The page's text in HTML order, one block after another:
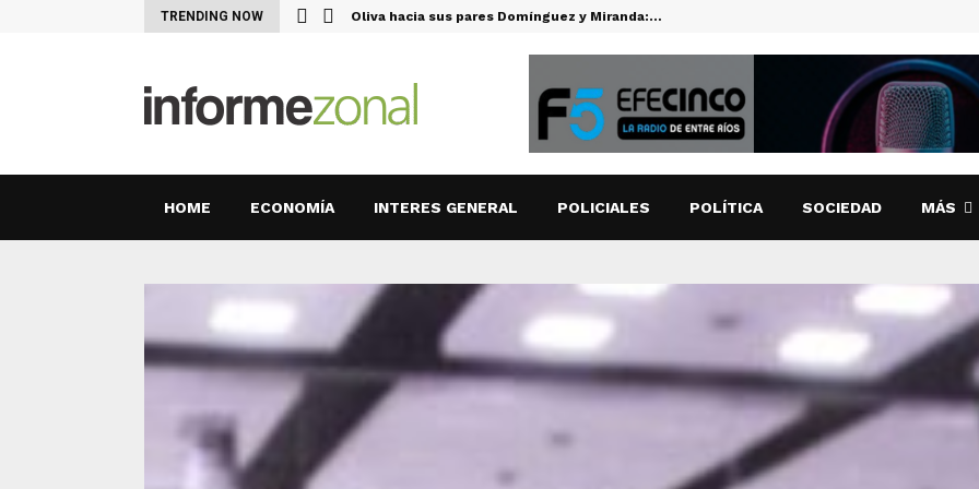
TRENDING NOW Oliva hacia sus pares Domínguez y Miranda:…
HOME ECONOMÍA INTERES GENERAL POLICIALES POLÍTICA SOCIEDAD MÁS